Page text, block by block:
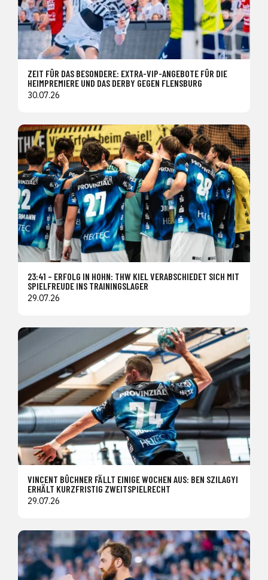
ZEIT FÜR DAS BESONDERE: EXTRA-VIP-ANGEBOTE FÜR DIE
HEIMPREMIERE UND DAS DERBY GEGEN FLENSBURG
30.07.26
23:41 – ERFOLG IN HOHN: THW KIEL VERABSCHIEDET SICH MIT
SPIELFREUDE INS TRAININGSLAGER
29.07.26
VINCENT BÜCHNER FÄLLT EINIGE WOCHEN AUS: BEN SZILAGYI
ERHÄLT KURZFRISTIG ZWEITSPIELRECHT
29.07.26